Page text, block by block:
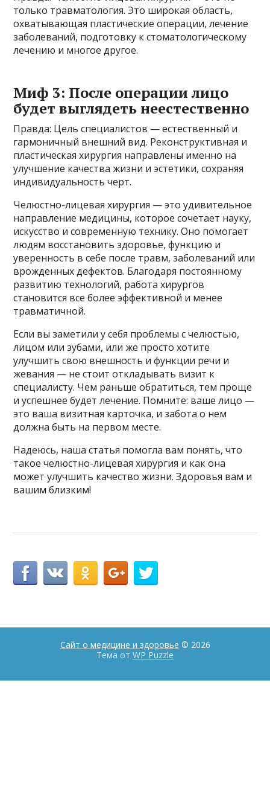
только травматология. Это широкая область,
охватывающая пластические операции, лечение
заболеваний, подготовку к стоматологическому
лечению и многое другое.
Миф 3: После операции лицо
будет выглядеть неестественно
Правда: Цель специалистов — естественный и
гармоничный внешний вид. Реконструктивная и
пластическая хирургия направлены именно на
улучшение качества жизни и эстетики, сохраняя
индивидуальность черт.
Челюстно-лицевая хирургия — это удивительное
направление медицины, которое сочетает науку,
искусство и современную технику. Оно помогает
людям восстановить здоровье, функцию и
уверенность в себе после травм, заболеваний или
врожденных дефектов. Благодаря постоянному
развитию технологий, работа хирургов
становится все более эффективной и менее
травматичной.
Если вы заметили у себя проблемы с челюстью,
лицом или зубами, или же просто хотите
улучшить свою внешность и функции речи и
жевания — не стоит откладывать визит к
специалисту. Чем раньше обратиться, тем проще
и успешнее будет лечение. Помните: ваше лицо —
это ваша визитная карточка, и забота о нем
должна быть на первом месте.
Надеюсь, наша статья помогла вам понять, что
такое челюстно-лицевая хирургия и как она
может улучшить качество жизни. Здоровья вам и
вашим близким!
Сайт о медицине и здоровье © 2026
Тема от WP Puzzle